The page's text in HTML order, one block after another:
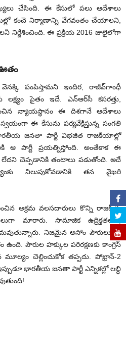
చేసింది. ఈ కేసులో పలు ఆదేశాలు
కంచె నిర్మాణాన్ని వేగవంతం చేయాలని,
ఈ ప్రక్రియ 2016 జులైలోగా
వెనక్కి పంపిస్తామని ఇందిర, రాజీవ్‌గాంధీ
లక్ష్యం సైతం ఇదే. ఎన్‌ఆర్‌సీ కసరత్తు,
న్యాయస్థానం ఈ దిశగానే ఆదేశాలు
ఈ కేసును పర్యవేక్షిస్తున్న సంగతి
భారతీయ జనతా పార్టీ విభజిత రాజకీయాల్లో
పార్టీ ప్రయత్నిస్తోంది. అంతేకాక ఈ
చెప్పడానికి తంటాలు పడుతోంది. అదే
నిలుపుకోవడానికి తన వైఖరి
అక్రమ వలసదారులు కొన్ని రాజకీయ
మారారు. సామాజిక ఉద్రిక్తతలకు,
నిజమైన అసోం పౌరులు ఈ
పౌరుల హక్కుల పరిరక్షణకు కాంగ్రెస్‌
చెల్లించుకోక తప్పదు. పోఖ్రాన్‌-2
భారతీయ జనతా పార్టీ ఎన్నికల్లో లబ్ధి